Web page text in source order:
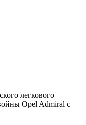
легкового
Opel Admiral с